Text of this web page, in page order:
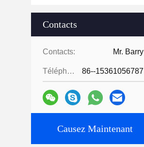
Contacts
Contacts: Mr. Barry
Téléphone: 86--15361056787
Causez Maintenant